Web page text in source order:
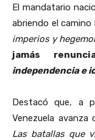
El mandatario
abriendo el camino
imperios y
jamás
independencia e
Destacó que, a
Venezuela avanza
Las batallas que